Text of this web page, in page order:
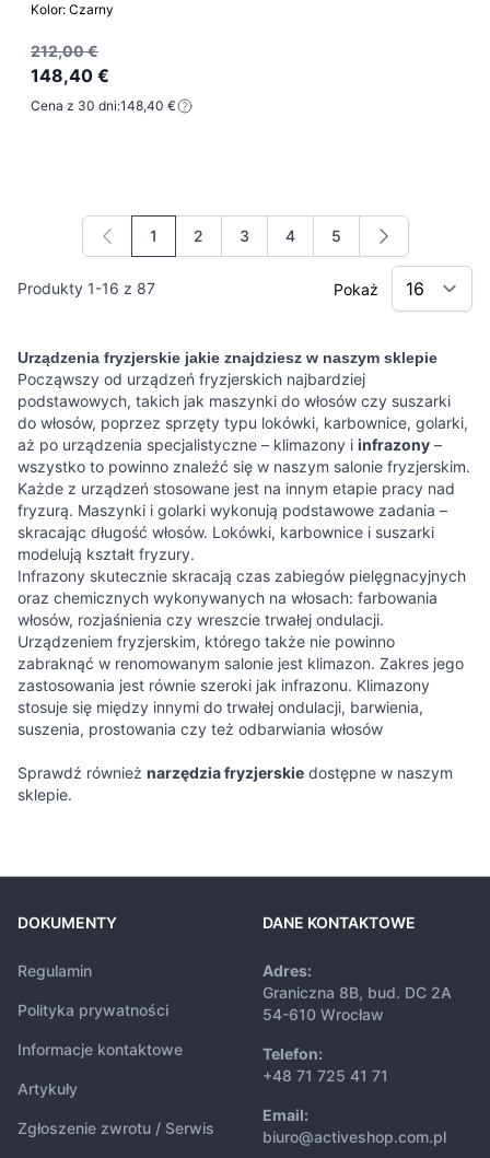
Kolor: Czarny
212,00 €
148,40 €
Cena z 30 dni:148,40 €
Produkty 1-16 z 87
Aktualnie czytasz stronę
1 Strona
2 Strona
3 Strona
4 Strona
5
Pokaż
Urządzenia fryzjerskie jakie znajdziesz w naszym sklepie
Począwszy od urządzeń fryzjerskich najbardziej
podstawowych, takich jak maszynki do włosów czy suszarki
do włosów, poprzez sprzęty typu lokówki, karbownice, golarki,
aż po urządzenia specjalistyczne – klimazony i infrazony –
wszystko to powinno znaleźć się w naszym salonie fryzjerskim.
Każde z urządzeń stosowane jest na innym etapie pracy nad
fryzurą. Maszynki i golarki wykonują podstawowe zadania –
skracając długość włosów. Lokówki, karbownice i suszarki
modelują kształt fryzury.
Infrazony skutecznie skracają czas zabiegów pielęgnacyjnych
oraz chemicznych wykonywanych na włosach: farbowania
włosów, rozjaśnienia czy wreszcie trwałej ondulacji.
Urządzeniem fryzjerskim, którego także nie powinno
zabraknąć w renomowanym salonie jest klimazon. Zakres jego
zastosowania jest równie szeroki jak infrazonu. Klimazony
stosuje się między innymi do trwałej ondulacji, barwienia,
suszenia, prostowania czy też odbarwiania włosów
Sprawdź również narzędzia fryzjerskie dostępne w naszym
sklepie.
DOKUMENTY
Regulamin
Polityka prywatności
Informacje kontaktowe
Artykuły
Zgłoszenie zwrotu / Serwis
DANE KONTAKTOWE
Adres:
Graniczna 8B, bud. DC 2A
54-610 Wrocław
Telefon:
+48 71 725 41 71
Email:
biuro@activeshop.com.pl